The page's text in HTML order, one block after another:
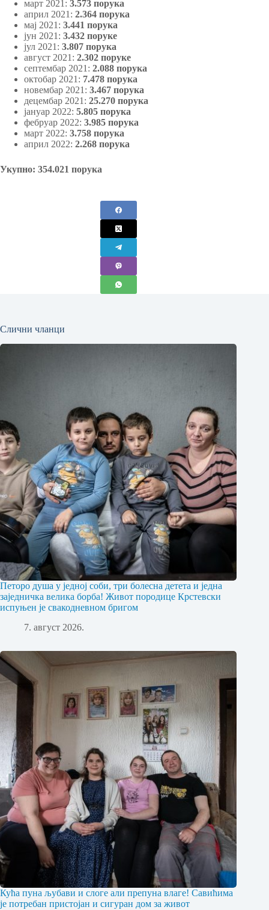
март 2021: 3.573 порука
април 2021: 2.364 порука
мај 2021: 3.441 порука
јун 2021: 3.432 поруке
јул 2021: 3.807 порука
август 2021: 2.302 поруке
септембар 2021: 2.088 порука
октобар 2021: 7.478 порука
новембар 2021: 3.467 порука
децембар 2021: 25.270 порука
јануар 2022: 5.805 порука
фебруар 2022: 3.985 порука
март 2022: 3.758 порука
април 2022: 2.268 порука
Укупно: 354.021 порука
Слични чланци
Петоро душа у једној соби, три болесна детета и једна
заједничка велика борба! Живот породице Крстевски
испуњен је свакодневном бригом
7. август 2026.
Кућа пуна љубави и слоге али препуна влаге! Савићима
је потребан пристојан и сигуран дом за живот